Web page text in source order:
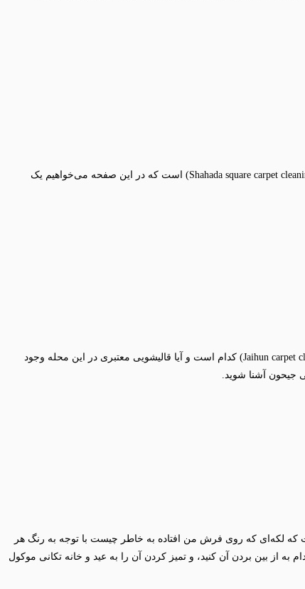
میدان شهدا یکی از میدان‌های معروف در اطراف خیابان پیروزی می‌باشد که از دغدغه‌های اصلی ساکنین این منطقه پیدا کردن بهترین قالیشویی میدان شهدا (Shahada square carpet cleaning) است که در این صفحه می‌خواهیم یک
محله جیحون از قدیمی‌ترین محله‌های منطقه ۱۰ استان تهران محسوب می‌شود که از دغدغه‌های ساکنین این محله این است که بهترین قالیشویی جیحون (Jaihun carpet cleaner) کدام است و آیا قالیشویی معتبری در این محله وجود
جیحون آشنا شوید‌.
که لکه‌ای که روی فرش من افتاده به خاطر چیست با توجه به رنگ هر
از بین بردن آن کنید، و تمیز کردن آن را به عید و خانه تکانی موکول